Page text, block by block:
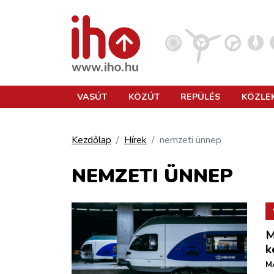
REPÜLÉS
KÖZLEKEDÉSFEJLESZTÉS
ELLÁTÁSI LÁNC
VASÚT KÖZÚT REPÜLÉS
Kezdőlap Hírek nemzeti ünnep
NEMZETI ÜNNEP